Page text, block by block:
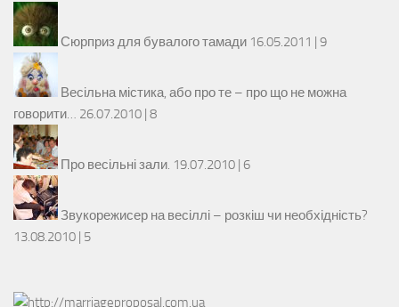
Сюрприз для бувалого тамади 16.05.2011 | 9
Весільна містика, або про те – про що не можна
говорити… 26.07.2010 | 8
Про весільні зали. 19.07.2010 | 6
Звукорежисер на весіллі – розкіш чи необхідність?
13.08.2010 | 5